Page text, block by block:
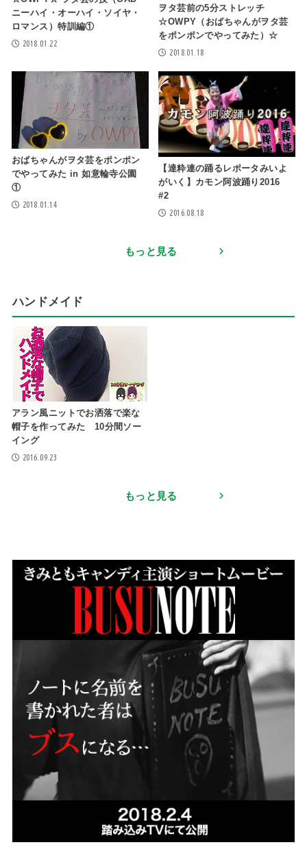
ニーハイ・オーハイ・ソイヤ・
ロマンス）特訓編①
2018.01.22
ヲタ芸前の5分ストレッチ
☆OWPY（おばちゃんがヲタ芸
をポンポンでやってみた）☆
2018.01.18
おばちゃんがヲタ芸をポンポン
でやってみた in 如意輪寺公園
①
2018.01.14
【達粋連の踊るレポータみいよ
がいく】カモン阿波踊り2016
#2
2016.08.18
もっと見る
ハンドメイド
アラン風ニットでお洒落で楽な
帽子を作ってみた 10分間ソー
イング
2016.09.23
もっと見る